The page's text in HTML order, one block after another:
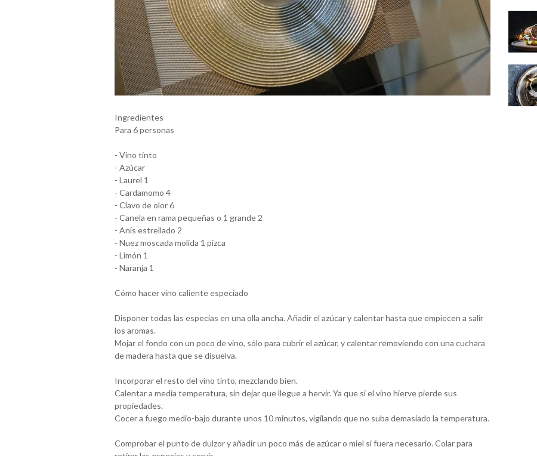
Ingredientes
Para 6 personas
- Vino tinto
- Azúcar
- Laurel 1
- Cardamomo 4
- Clavo de olor 6
- Canela en rama pequeñas o 1 grande 2
- Anís estrellado 2
- Nuez moscada molida 1 pizca
- Limón 1
- Naranja 1
Cómo hacer vino caliente especiado
Disponer todas las especias en una olla ancha. Añadir el azúcar y calentar hasta que empiecen a salir
los aromas.
Mojar el fondo con un poco de vino, sólo para cubrir el azúcar, y calentar removiendo con una cuchara
de madera hasta que se disuelva.
Incorporar el resto del vino tinto, mezclando bien.
Calentar a media temperatura, sin dejar que llegue a hervir. Ya que si el vino hierve pierde sus
propiedades.
Cocer a fuego medio-bajo durante unos 10 minutos, vigilando que no suba demasiado la temperatura.
Comprobar el punto de dulzor y añadir un poco más de azúcar o miel si fuera necesario. Colar para